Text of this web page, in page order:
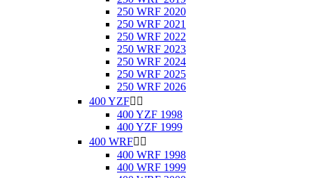
250 WRF 2020
250 WRF 2021
250 WRF 2022
250 WRF 2023
250 WRF 2024
250 WRF 2025
250 WRF 2026
400 YZF 
400 YZF 1998
400 YZF 1999
400 WRF 
400 WRF 1998
400 WRF 1999